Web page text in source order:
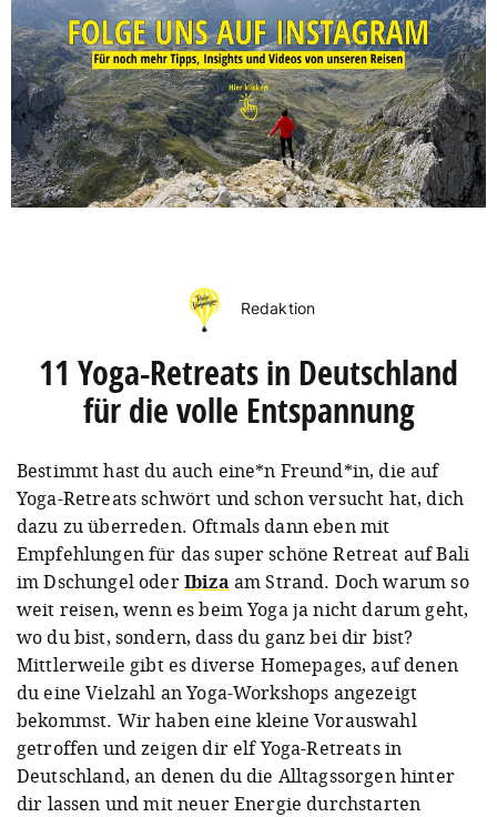
Redaktion
11 Yoga-Retreats in Deutschland
für die volle Entspannung
Bestimmt hast du auch eine*n Freund*in, die auf
Yoga-Retreats schwört und schon versucht hat, dich
dazu zu überreden. Oftmals dann eben mit
Empfehlungen für das super schöne Retreat auf Bali
im Dschungel oderIbiza am Strand. Doch warum so
weit reisen, wenn es beim Yoga ja nicht darum geht,
wo du bist, sondern, dass du ganz bei dir bist?
Mittlerweile gibt es diverse Homepages, auf denen
du eine Vielzahl an Yoga-Workshops angezeigt
bekommst. Wir haben eine kleine Vorauswahl
getroffen und zeigen dir elf Yoga-Retreats in
Deutschland, an denen du die Alltagssorgen hinter
dir lassen und mit neuer Energie durchstarten